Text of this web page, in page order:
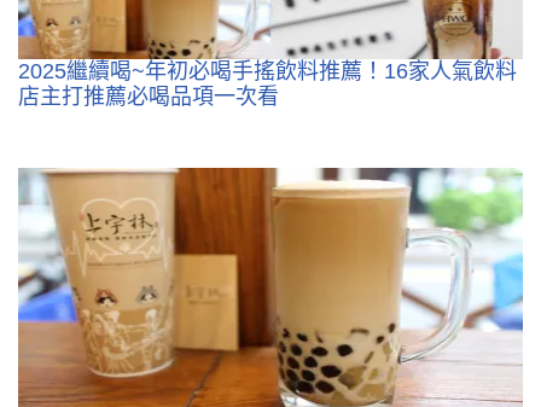
2025繼續喝~年初必喝手搖飲料推薦！16家人氣飲料
店主打推薦必喝品項一次看